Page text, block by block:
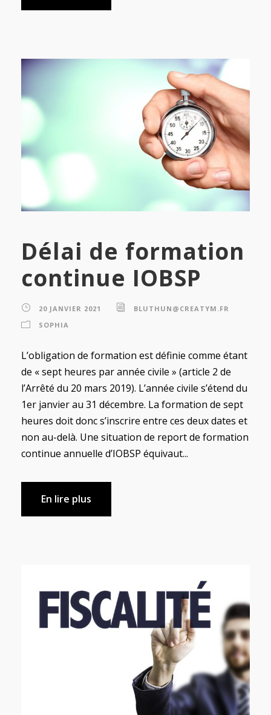
Délai de formation
continue IOBSP
20 JANVIER 2021
BLUTHUN@CREATYM.FR
SOPHIA
L’obligation de formation est définie comme étant
de « sept heures par année civile » (article 2 de
l’Arrêté du 20 mars 2019). L’année civile s’étend du
1er janvier au 31 décembre. La formation de sept
heures doit donc s’inscrire entre ces deux dates et
non au-delà. Une situation de report de formation
continue annuelle d’IOBSP équivaut...
En lire plus